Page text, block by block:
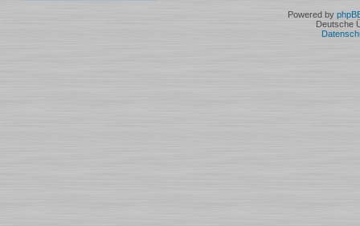
Powered by
Deutsche